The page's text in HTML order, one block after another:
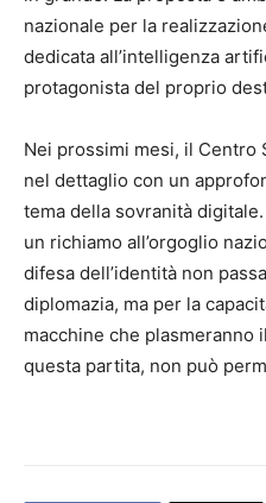
nazionale per la
dedicata all’intelligenza
protagonista del proprio
Nei prossimi mesi, il
nel dettaglio con un
tema della sovranità
un richiamo all’orgoglio
difesa dell’identità non
diplomazia, ma per la
macchine che plasmeranno
questa partita, non può